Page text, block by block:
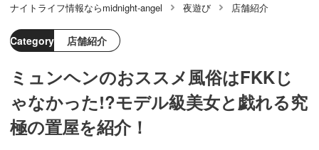
ナイトライフ情報ならmidnight-angel 夜遊び 店舗紹介
Category 店舗紹介
ミュンヘンのおススメ風俗はFKKじ
ゃなかった!?モデル級美女と戯れる究
極の置屋を紹介！